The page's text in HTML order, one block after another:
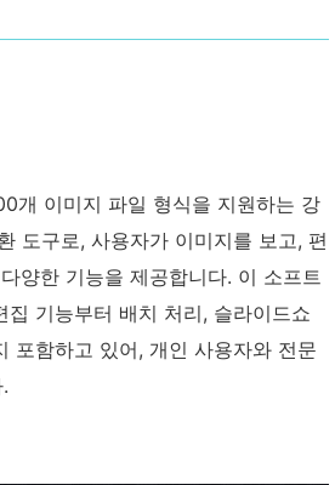
개 이미지 파일 형식을 지원하는 강
도구로, 사용자가 이미지를 보고, 편
양한 기능을 제공합니다. 이 소프트
기능부터 배치 처리, 슬라이드쇼
포함하고 있어, 개인 사용자와 전문